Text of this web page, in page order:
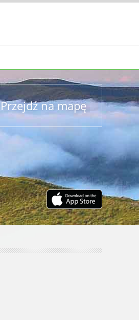
Przejdź na mapę